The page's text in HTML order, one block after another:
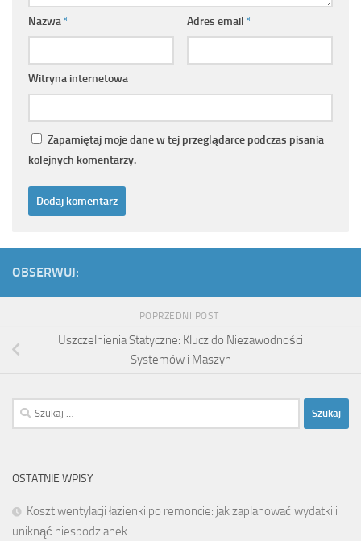
Nazwa* Adres email *
Witryna internetowa
Zapamiętaj moje dane w tej przeglądarce podczas pisania
kolejnych komentarzy.
OBSERWUJ:
POPRZEDNI POST
Uszczelnienia Statyczne: Klucz do Niezawodności
Systemów i Maszyn
Szukaj:
OSTATNIE WPISY
Koszt wentylacji łazienki po remoncie: jak zaplanować wydatki i
uniknąć niespodzianek